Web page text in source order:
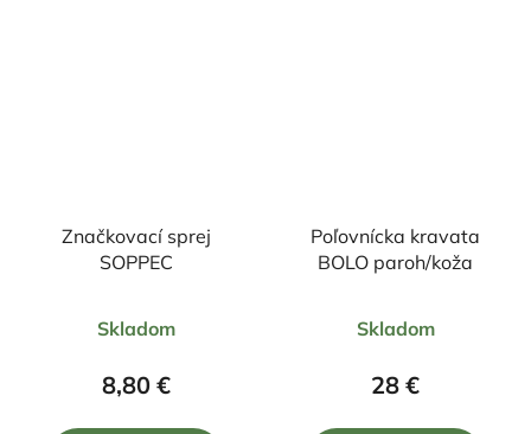
Značkovací sprej
SOPPEC
hodnotenie
produktu
Skladom
8,80 €
Poľovnícka kravata
BOLO paroh/koža
hodnotenie
produktu
Skladom
28 €